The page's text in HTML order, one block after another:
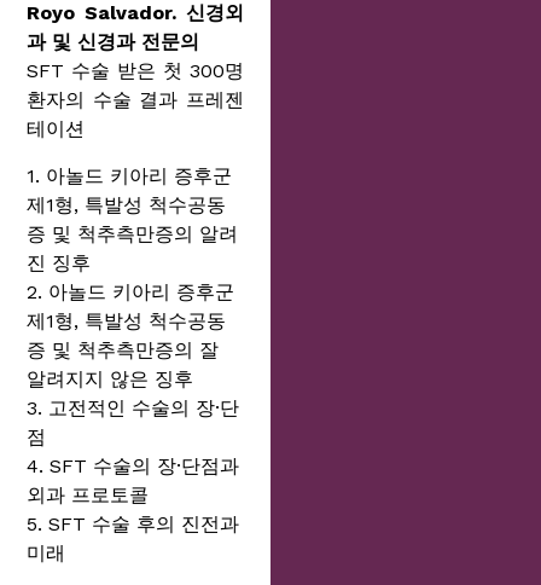
Royo Salvador. 신경외
과 및 신경과 전문의
SFT 수술 받은 첫 300명
환자의 수술 결과 프레젠
테이션
1. 아놀드 키아리 증후군
제1형, 특발성 척수공동
증 및 척추측만증의 알려
진 징후
2. 아놀드 키아리 증후군
제1형, 특발성 척수공동
증 및 척추측만증의 잘
알려지지 않은 징후
3. 고전적인 수술의 장·단
점
4. SFT 수술의 장·단점과
외과 프로토콜
5. SFT 수술 후의 진전과
미래